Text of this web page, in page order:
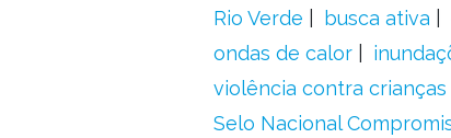
Rio Verde
busca ativa
ondas de calor
violência contra
Selo Nacional